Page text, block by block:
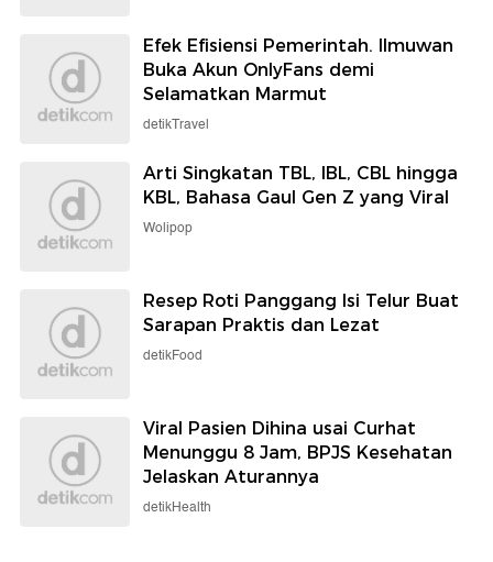
Efek Efisiensi Pemerintah. Ilmuwan
Buka Akun OnlyFans demi
Selamatkan Marmut
detikTravel
Arti Singkatan TBL, IBL, CBL hingga
KBL, Bahasa Gaul Gen Z yang Viral
Wolipop
Resep Roti Panggang Isi Telur Buat
Sarapan Praktis dan Lezat
detikFood
Viral Pasien Dihina usai Curhat
Menunggu 8 Jam, BPJS Kesehatan
Jelaskan Aturannya
detikHealth